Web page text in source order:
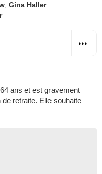
Gina Haller
ans et est gravement
retraite. Elle souhaite